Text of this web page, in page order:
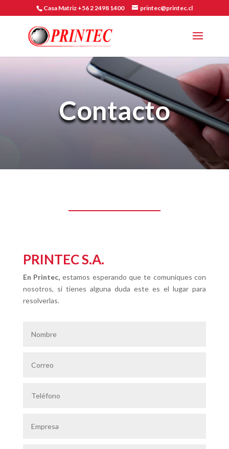
Casa Matriz +56 2 2498 1400 printec@printec.cl
Contacto
PRINTEC S.A.
En Printec, estamos esperando que te comuniques con
nosotros, si tienes alguna duda este es el lugar para
resolverlas.